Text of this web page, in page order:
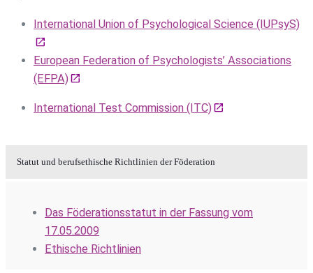
International Union of Psychological Science (IUPsyS)
European Federation of Psychologists’ Associations
(EFPA)
International Test Commission (ITC)
Statut und berufsethische Richtlinien der Föderation
Das Föderationsstatut in der Fassung vom
17.05.2009
Ethische Richtlinien